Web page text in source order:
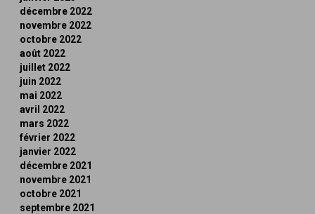
décembre 2022
novembre 2022
octobre 2022
août 2022
juillet 2022
juin 2022
mai 2022
avril 2022
mars 2022
février 2022
janvier 2022
décembre 2021
novembre 2021
octobre 2021
septembre 2021